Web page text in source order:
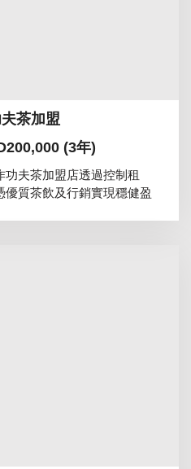
茶加盟
(3年)
夫茶加盟店透過控制租
質茶飲及行銷實現穩健盈